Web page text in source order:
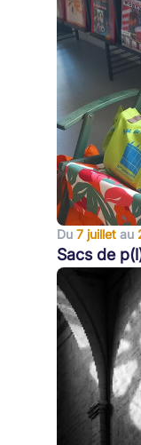
Du 7 juillet au
Sacs de